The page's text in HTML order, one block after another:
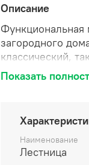
Описание
загородного
классический,
неповторимость.
уюта и тепла, но
Показать
Наименование
Лестница